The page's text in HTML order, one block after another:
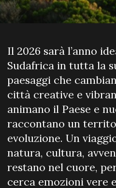
Il 2026 sarà l’anno
Sudafrica in tutta la
paesaggi che
città creative e
animano il Paese e
raccontano un
evoluzione. Un
natura, cultura,
restano nel cuore,
cerca emozioni vere